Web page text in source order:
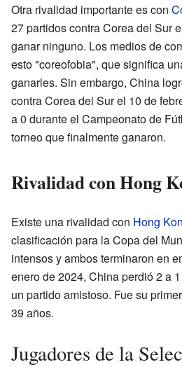
Otra rivalidad importante es con
27 partidos contra Corea del Sur
ganar ninguno. Los medios de
esto "coreofobia", que significa
ganarles. Sin embargo, China
contra Corea del Sur el 10 de
a 0 durante el Campeonato de
torneo que finalmente ganaron.
Rivalidad con Hong
Existe una rivalidad con Hong
clasificación para la Copa del
intensos y ambos terminaron en
enero de 2024, China perdió 2 a
un partido amistoso. Fue su
39 años.
Jugadores de la